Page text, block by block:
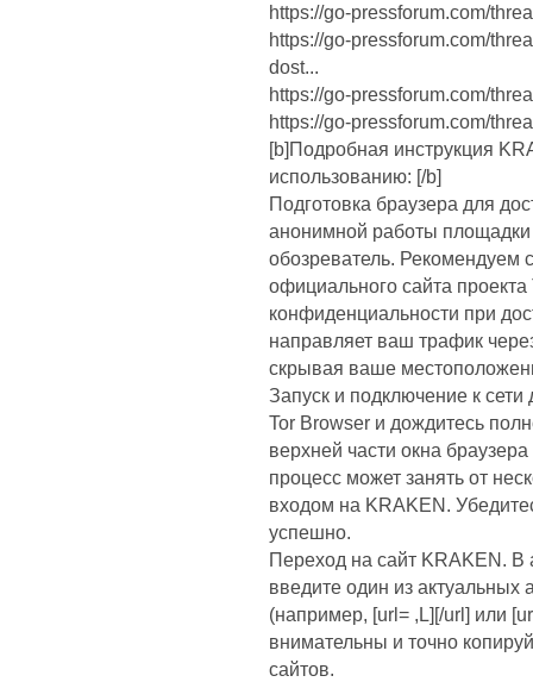
https://go-pressforum.com/
https://go-pressforum.com/
dost...
https://go-pressforum.com/
https://go-pressforum.com/
[b]Подробная инструкция
использованию: [/b]
Подготовка браузера для
анонимной работы
обозреватель. Рекомендуем
официального сайта
конфиденциальности при
направляет ваш трафик
скрывая ваше
Запуск и подключение к
Tor Browser и дождитесь
верхней части окна
процесс может занять от
входом на KRAKEN.
успешно.
Переход на сайт KRAKEN. В
введите один из
(например, [url= ,L][/url] или
внимательны и точно
сайтов.